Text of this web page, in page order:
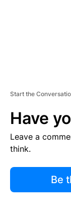
Start the
Have
Leave a
think.
Be